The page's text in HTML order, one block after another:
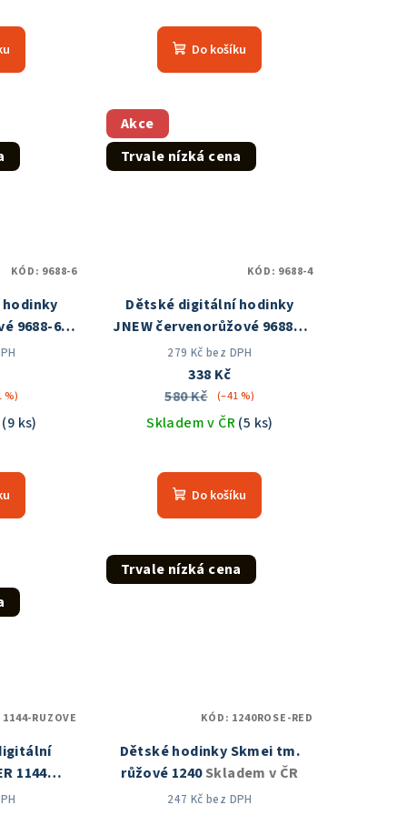
hodnocení
produktu
je
5
hvězdiček.
Do košíku
9688-6
%)
(9 ks)
KÓD: 9688-6
Akce
Trvale nízká cena
Dětské digitální hodinky
JNEW červenorůžové 9688-4
Skladem v ČR
279 Kč bez DPH
338 Kč
580 Kč
(–41 %)
Skladem v ČR(5 ks)
hodnocení
produktu
je
z
5
Do košíku
KÓD: 9688-4
1144
1144-RUZOVE
Trvale nízká cena
Dětské hodinky Skmei tm.
růžové 1240Skladem v ČR
247 Kč bez DPH
KÓD: 1240ROSE-RED